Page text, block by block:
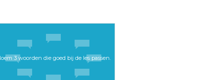
3 woorden die goed bij de les passen.